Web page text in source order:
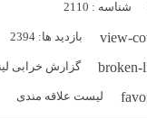
شناسه : 2110
بازدید ها: 2394
گزارش خرابی
لیست علاقه مندی